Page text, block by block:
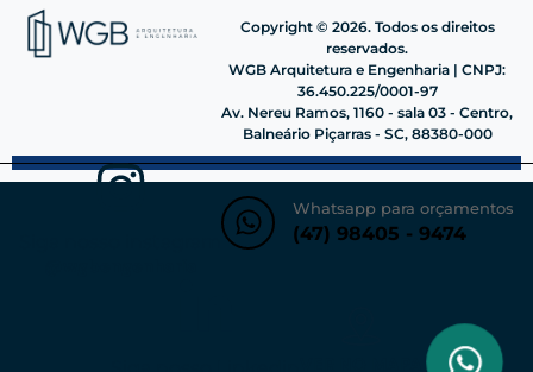
Copyright © 2026. Todos os direitos
reservados.
WGB Arquitetura e Engenharia | CNPJ:
36.450.225/0001-97
Av. Nereu Ramos, 1160 - sala 03 - Centro,
Balneário Piçarras - SC, 88380-000
Whatsapp para orçamentos
(47) 98405 - 9474